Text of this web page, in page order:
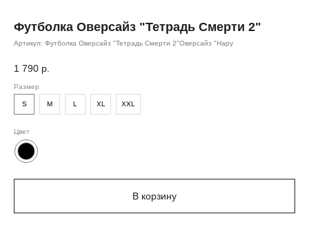
Футболка Оверсайз "Тетрадь Смерти 2"
Артикул: Футболка Оверсайз "Тетрадь Смерти 2"Оверсайз "Нару
1 790 р.
Размер
S M L XL XXL
Цвет
В корзину